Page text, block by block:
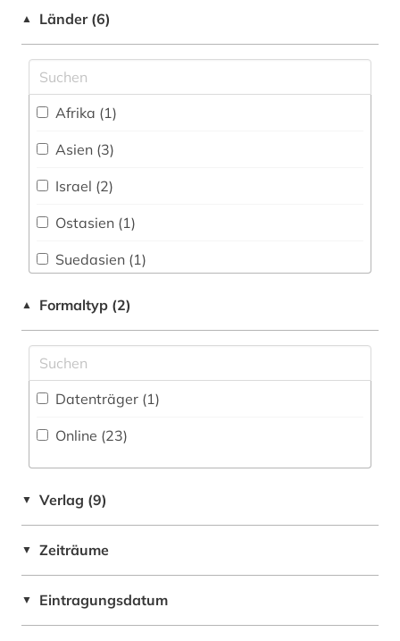
juden (2)
koran (4)
literatur (2)
orientalistik (10)
Shibboleth
Zugriff vor Ort (1)
▲ Länder (6)
Afrika (1)
Asien (3)
Israel (2)
Ostasien (1)
Suedasien (1)
▲ Formaltyp (2)
Datenträger (1)
Online (23)
▼ Verlag (9)
▼ Zeiträume
▼ Eintragungsdatum